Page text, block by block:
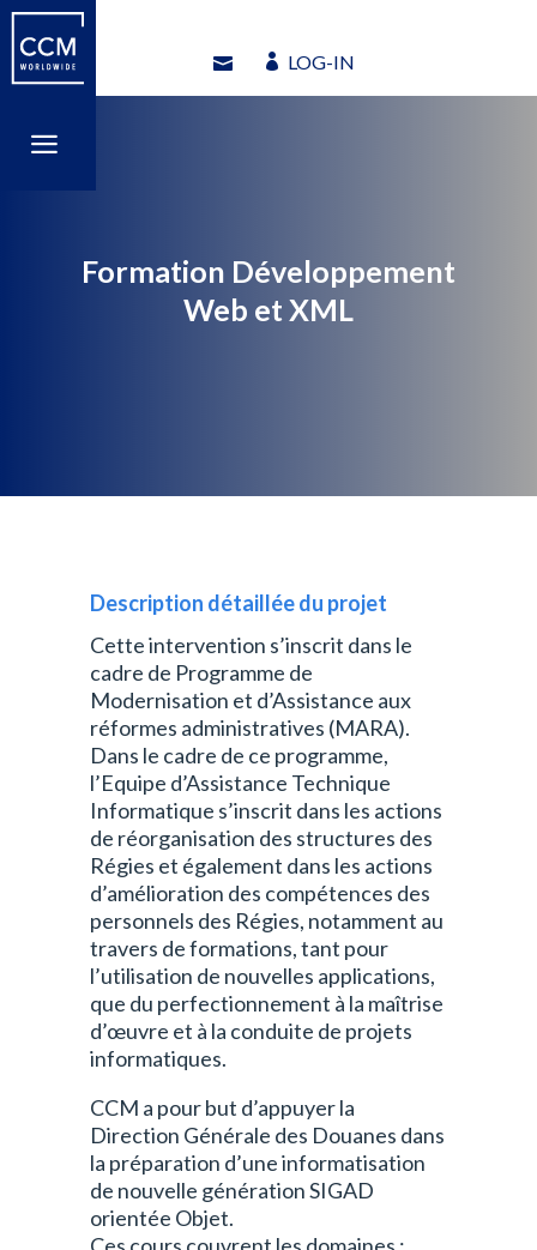
a
LOG-IN
a
LOG-IN
Formation Développement
Web et XML
Description détaillée du projet
Cette intervention s’inscrit dans le
cadre de Programme de
Modernisation et d’Assistance aux
réformes administratives (MARA).
Dans le cadre de ce programme,
l’Equipe d’Assistance Technique
Informatique s’inscrit dans les actions
de réorganisation des structures des
Régies et également dans les actions
d’amélioration des compétences des
personnels des Régies, notamment au
travers de formations, tant pour
l’utilisation de nouvelles applications,
que du perfectionnement à la maîtrise
d’œuvre et à la conduite de projets
informatiques.
CCM a pour but d’appuyer la
Direction Générale des Douanes dans
la préparation d’une informatisation
de nouvelle génération SIGAD
orientée Objet.